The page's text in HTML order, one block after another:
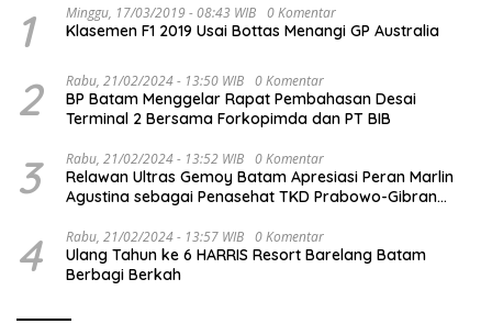
1 Minggu, 17/03/2019 - 08:43 WIB 0 Komentar
Klasemen F1 2019 Usai Bottas Menangi GP Australia
2 Rabu, 21/02/2024 - 13:50 WIB 0 Komentar
BP Batam Menggelar Rapat Pembahasan Desai
Terminal 2 Bersama Forkopimda dan PT BIB
3 Rabu, 21/02/2024 - 13:52 WIB 0 Komentar
Relawan Ultras Gemoy Batam Apresiasi Peran Marlin
Agustina sebagai Penasehat TKD Prabowo-Gibran
4 Rabu, 21/02/2024 - 13:57 WIB 0 Komentar
Ulang Tahun ke 6 HARRIS Resort Barelang Batam
Berbagi Berkah